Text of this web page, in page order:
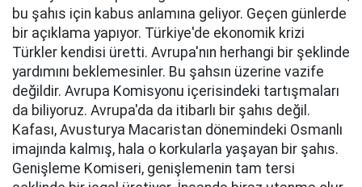
bu şahıs için kabus anlamına geliyor. Geçen günlerde
bir açıklama yapıyor. Türkiye'de ekonomik krizi
Türkler kendisi üretti. Avrupa'nın herhangi bir şeklinde
yardımını beklemesinler. Bu şahsın üzerine vazife
değildir. Avrupa Komisyonu içerisindeki tartışmaları
da biliyoruz. Avrupa'da da itibarlı bir şahıs değil.
Kafası, Avusturya Macaristan dönemindeki Osmanlı
imajında kalmış, hala o korkularla yaşayan bir şahıs.
Genişleme Komiseri, genişlemenin tam tersi